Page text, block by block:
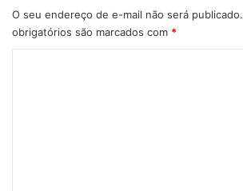
O seu endereço de e-mail não será publicado.
obrigatórios são marcados com *